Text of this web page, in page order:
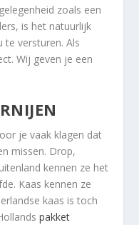
zoals een
is het natuurlijk
te versturen. Als
Wij geven je een
je vaak klagen dat
missen. Drop,
kennen ze het
Kaas kennen ze
kaas is toch
pakket